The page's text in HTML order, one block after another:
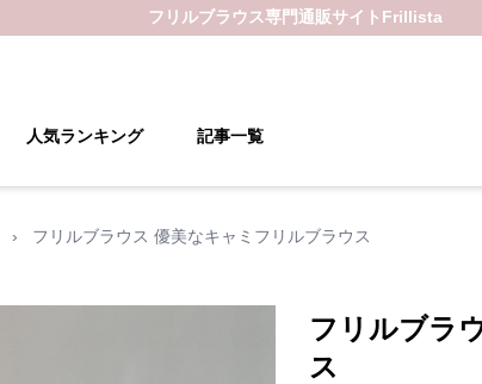
フリルブラウス専門通販サイト Frillista
人気ランキング 記事一覧
› フリルブラウス 優美なキャミフリルブラウス
フリルブラ
ス